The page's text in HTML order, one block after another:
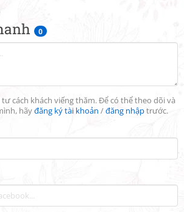
0
cách khách viếng thăm. Để có thể theo dõi và
hãyđăng ký tài khoản /đăng nhậptrước.